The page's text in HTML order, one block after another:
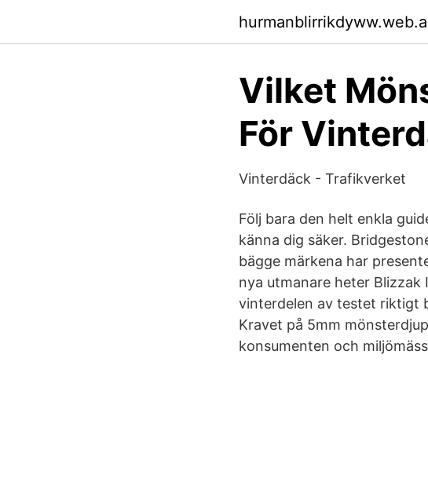
Vilket
För
Vinterdäck - Trafikverket
Följ bara den helt enkla
känna dig säker.
bägge märkena har
nya utmanare heter Blizzak
vinterdelen av testet riktigt
Kravet på 5mm
konsumenten och